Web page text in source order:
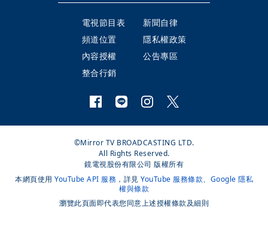
電視節目表
新聞自律
頻道位置
隱私權政策
內容授權
公告專區
整合行銷
©Mirror TV BROADCASTING LTD.
All Rights Reserved.
鏡電視股份有限公司 版權所有
本網頁使用 YouTube API 服務 ，詳見 YouTube 服務條款、 Google 隱私
權與條款
瀏覽此頁面即代表您同意上述授權條款及細則